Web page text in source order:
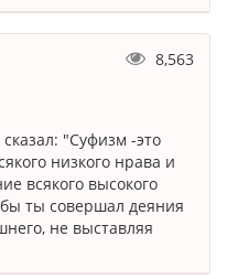
8,563
"Суфизм -это
низкого нрава и
всякого высокого
ты совершал деяния
не выставляя